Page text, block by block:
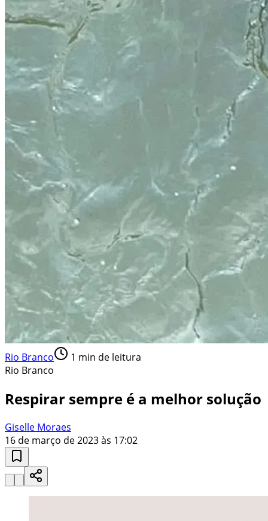
Rio Branco 1 min de leitura
Rio Branco
Respirar sempre é a melhor solução
Giselle Moraes
16 de março de 2023 às 17:02